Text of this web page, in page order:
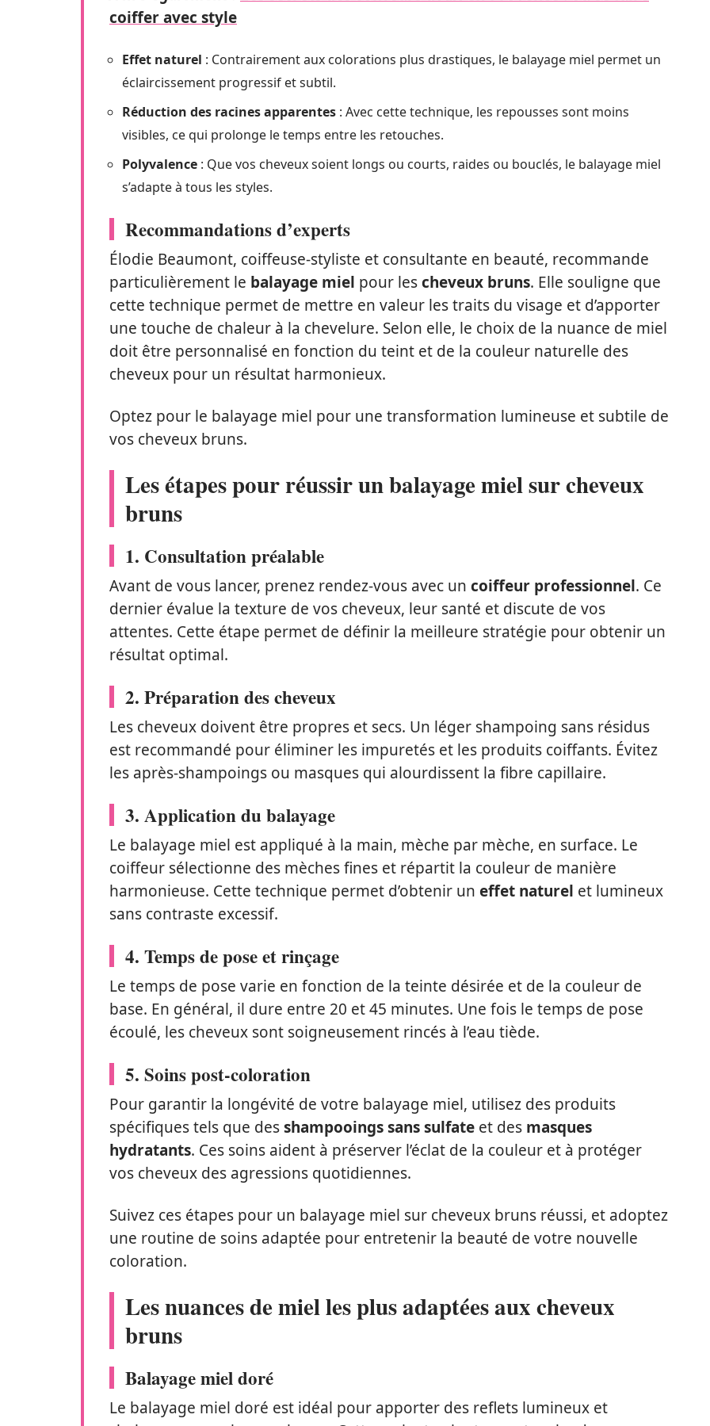
coiffer avec style
Effet naturel : Contrairement aux colorations plus drastiques, le balayage miel permet un
éclaircissement progressif et subtil.
Réduction des racines apparentes : Avec cette technique, les repousses sont moins
visibles, ce qui prolonge le temps entre les retouches.
Polyvalence : Que vos cheveux soient longs ou courts, raides ou bouclés, le balayage miel
s’adapte à tous les styles.
Recommandations d’experts
Élodie Beaumont, coiffeuse-styliste et consultante en beauté, recommande
particulièrement le balayage miel pour lescheveux bruns. Elle souligne que
cette technique permet de mettre en valeur les traits du visage et d’apporter
une touche de chaleur à la chevelure. Selon elle, le choix de la nuance de miel
doit être personnalisé en fonction du teint et de la couleur naturelle des
cheveux pour un résultat harmonieux.
Optez pour le balayage miel pour une transformation lumineuse et subtile de
vos cheveux bruns.
Les étapes pour réussir un balayage miel sur cheveux
bruns
1. Consultation préalable
Avant de vous lancer, prenez rendez-vous avec un coiffeur professionnel. Ce
dernier évalue la texture de vos cheveux, leur santé et discute de vos
attentes. Cette étape permet de définir la meilleure stratégie pour obtenir un
résultat optimal.
2. Préparation des cheveux
Les cheveux doivent être propres et secs. Un léger shampoing sans résidus
est recommandé pour éliminer les impuretés et les produits coiffants. Évitez
les après-shampoings ou masques qui alourdissent la fibre capillaire.
3. Application du balayage
Le balayage miel est appliqué à la main, mèche par mèche, en surface. Le
coiffeur sélectionne des mèches fines et répartit la couleur de manière
harmonieuse. Cette technique permet d’obtenir un effet naturel et lumineux
sans contraste excessif.
4. Temps de pose et rinçage
Le temps de pose varie en fonction de la teinte désirée et de la couleur de
base. En général, il dure entre 20 et 45 minutes. Une fois le temps de pose
écoulé, les cheveux sont soigneusement rincés à l’eau tiède.
5. Soins post-coloration
Pour garantir la longévité de votre balayage miel, utilisez des produits
spécifiques tels que desshampooings sans sulfate et des masques
hydratants. Ces soins aident à préserver l’éclat de la couleur et à protéger
vos cheveux des agressions quotidiennes.
Suivez ces étapes pour un balayage miel sur cheveux bruns réussi, et adoptez
une routine de soins adaptée pour entretenir la beauté de votre nouvelle
coloration.
Les nuances de miel les plus adaptées aux cheveux
bruns
Balayage miel doré
Le balayage miel doré est idéal pour apporter des reflets lumineux et